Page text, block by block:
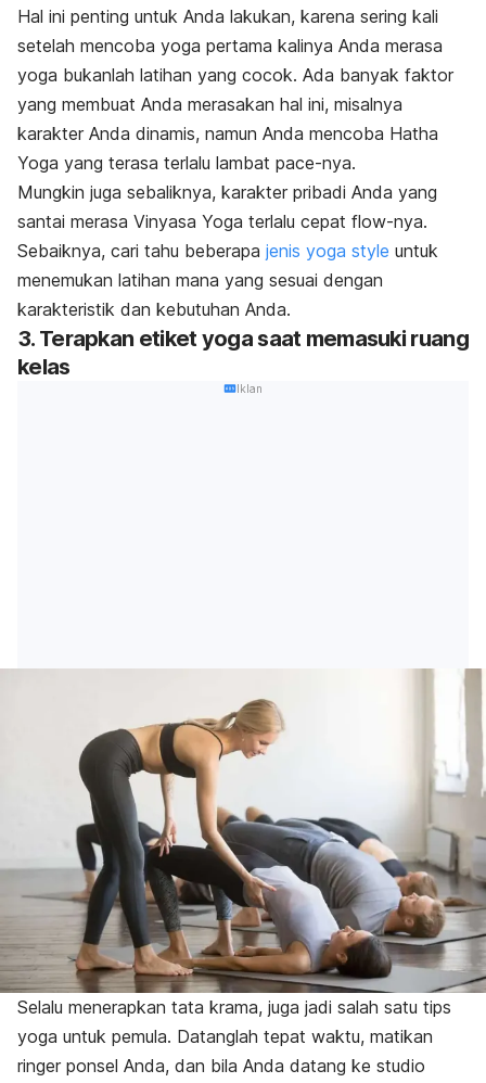
Hal ini penting untuk Anda lakukan, karena sering kali
setelah mencoba yoga pertama kalinya Anda merasa
yoga bukanlah latihan yang cocok. Ada banyak faktor
yang membuat Anda merasakan hal ini, misalnya
karakter Anda dinamis, namun Anda mencoba Hatha
Yoga yang terasa terlalu lambat pace-nya.
Mungkin juga sebaliknya, karakter pribadi Anda yang
santai merasa Vinyasa Yoga terlalu cepat flow-nya.
Sebaiknya, cari tahu beberapa jenis yoga style untuk
menemukan latihan mana yang sesuai dengan
karakteristik dan kebutuhan Anda.
3. Terapkan etiket yoga saat memasuki ruang
kelas
Iklan
Selalu menerapkan tata krama, juga jadi salah satu tips
yoga untuk pemula. Datanglah tepat waktu, matikan
ringer ponsel Anda, dan bila Anda datang ke studio